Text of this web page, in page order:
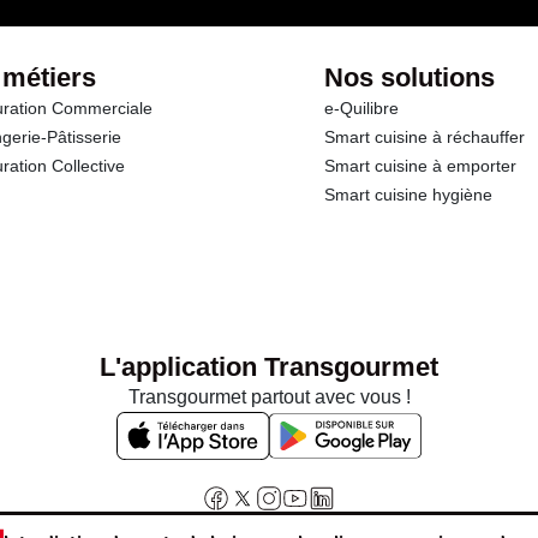
Commerciale
Pâtisserie
Collective
Nos solutions
e-Quilibre
Smart cuisine à réchauffer
Smart cuisine à emporter
Smart cuisine hygiène
L'application Transgourmet
Transgourmet partout avec vous !